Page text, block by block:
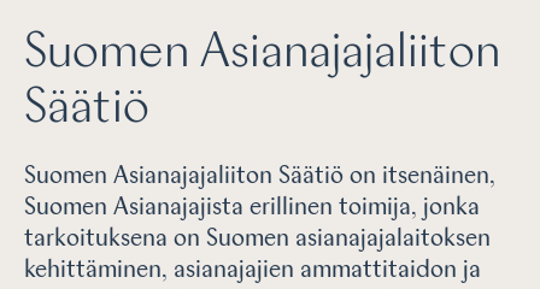
Suomen Asianajajaliiton
Säätiö
Suomen Asianajajaliiton Säätiö on itsenäinen,
Suomen Asianajajista erillinen toimija, jonka
tarkoituksena on Suomen asianajajalaitoksen
kehittäminen, asianajajien ammattitaidon ja